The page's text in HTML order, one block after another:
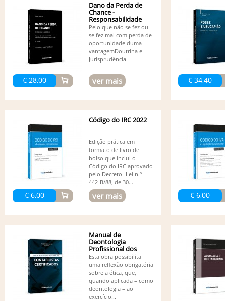
€ 28,00
Dano da Perda de
Chance -
Responsabilidade
Civil - 3ª edição
Pelo que não se fez ou
se fez mal com perda de
oportunidade duma
vantagemDoutrina e
Jurisprudência
ver mais € 34,40
€ 6,00
Código do IRC 2022
Edição prática em
formato de livro de
bolso que inclui o
Código do IRC aprovado
pelo Decreto- Lei n.º
442-B/88, de 30...
ver mais € 6,00
Manual de
Deontologia
Profissional dos
Contabilistas...
Esta obra possibilita
uma reflexão obrigatória
sobre a ética, que,
quando aplicada – como
deontologia – ao
exercício...